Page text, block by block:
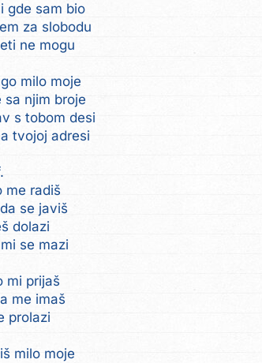
gde sam bio
za slobodu
ne mogu
milo moje
sa njim broje
s tobom desi
tvojoj adresi
me radiš
se javiš
dolazi
se mazi
mi prijaš
me imaš
prolazi
milo moje